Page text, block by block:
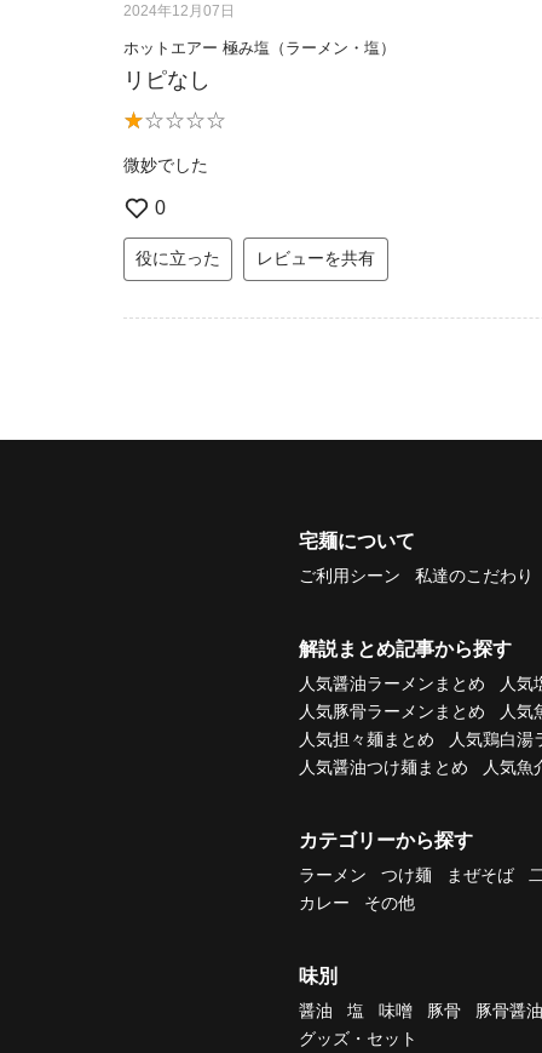
2024年12月07日
ホットエアー 極み塩（ラーメン・塩）
リピなし
微妙でした
0
役に立った レビューを共有
宅麺について
ご利用シーン 私達のこだわり
解説まとめ記事から探す
人気醤油ラーメンまとめ
人気
人気豚骨ラーメンまとめ
人気
人気担々麺まとめ
人気鶏白湯
人気醤油つけ麺まとめ
人気魚
カテゴリーから探す
ラーメン つけ麺 まぜそば
カレー
その他
味別
醤油 塩 味噌 豚骨
豚骨醤油
グッズ・セット